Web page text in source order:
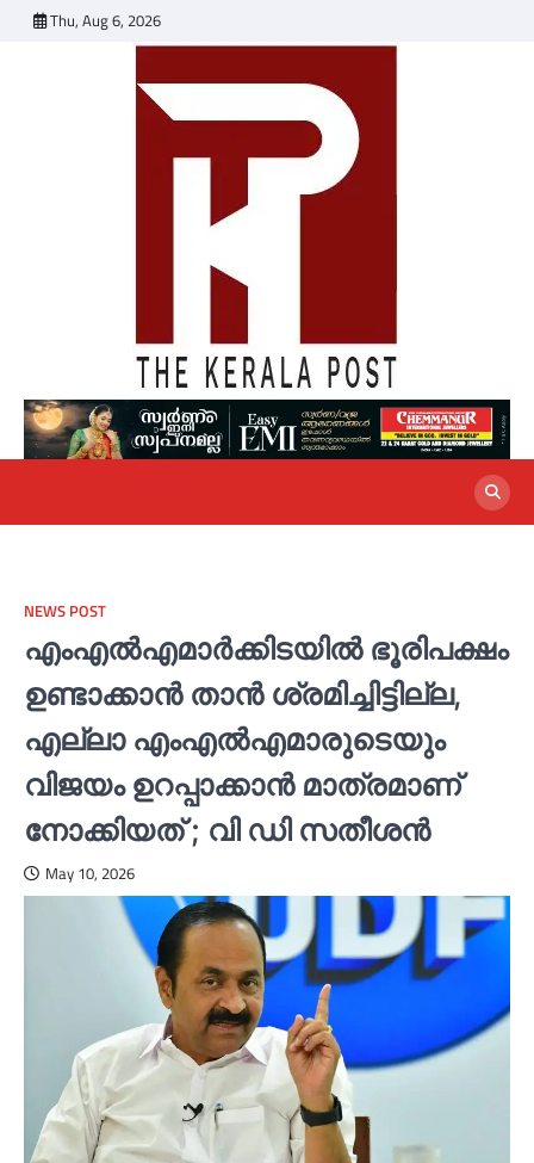
Thu, Aug 6, 2026
NEWS POST
എംഎല്‍എമാര്‍ക്കിടയില്‍ ഭൂരിപക്ഷം
ഉണ്ടാക്കാന്‍ താന്‍ ശ്രമിച്ചിട്ടില്ല,
എല്ലാ എംഎല്‍എമാരുടെയും
വിജയം ഉറപ്പാക്കാന്‍ മാത്രമാണ്
നോക്കിയത് ; വി ഡി സതീശന്‍
May 10, 2026